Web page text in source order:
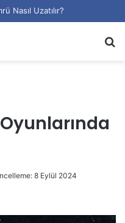
Nasıl Uzatılır?
8 Eylül 2024